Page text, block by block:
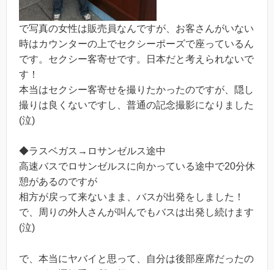
で写真の女性は販売員なんですが、お客さんがいない
時はカウンターの上でセクシーポーズで座っているん
です。セクシー客寄せです。日本だと考えられないで
す！
本当はセクシー客寄せを撮りたかったのですが、隠し
撮りは良くないですし、普通の記念撮影になりました
(泣)
◆ラスベガス→ロサンゼルス途中
高速バスでロサンゼルスに向かっている途中で20分休
憩があるのですが
相方が戻って来ないまま、バスが出発をしました！
で、周りの外人さんが叫んでもバスは出発し続けます
(泣)
で、本当にヤバイと思って、自分は後部座席だったの